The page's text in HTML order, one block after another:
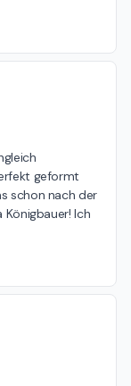
geformt
schon nach der
Königbauer! Ich